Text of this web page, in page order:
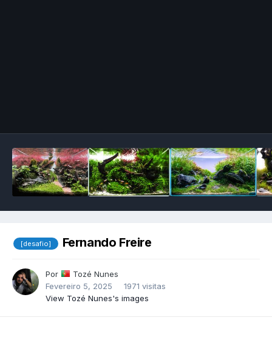
[desafio] Fernando Freire
Por
Tozé Nunes
Fevereiro 5, 2025
1971 visitas
View Tozé Nunes's images